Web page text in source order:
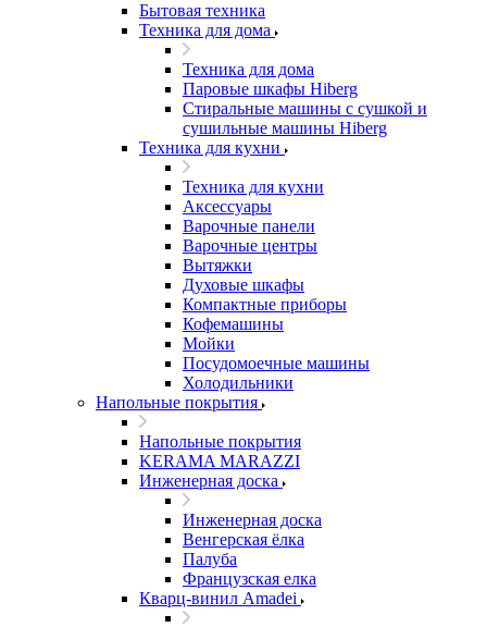
Бытовая техника
Техника для дома
Техника для дома
Паровые шкафы Hiberg
Стиральные машины с сушкой и
сушильные машины Hiberg
Техника для кухни
Техника для кухни
Аксессуары
Варочные панели
Варочные центры
Вытяжки
Духовые шкафы
Компактные приборы
Кофемашины
Мойки
Посудомоечные машины
Холодильники
Напольные покрытия
Напольные покрытия
KERAMA MARAZZI
Инженерная доска
Инженерная доска
Венгерская ёлка
Палуба
Французская елка
Кварц-винил Amadei